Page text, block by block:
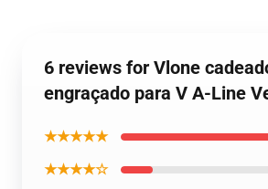
6 reviews for Vlone
engraçado para V A-Line
★★★★★
★★★★☆